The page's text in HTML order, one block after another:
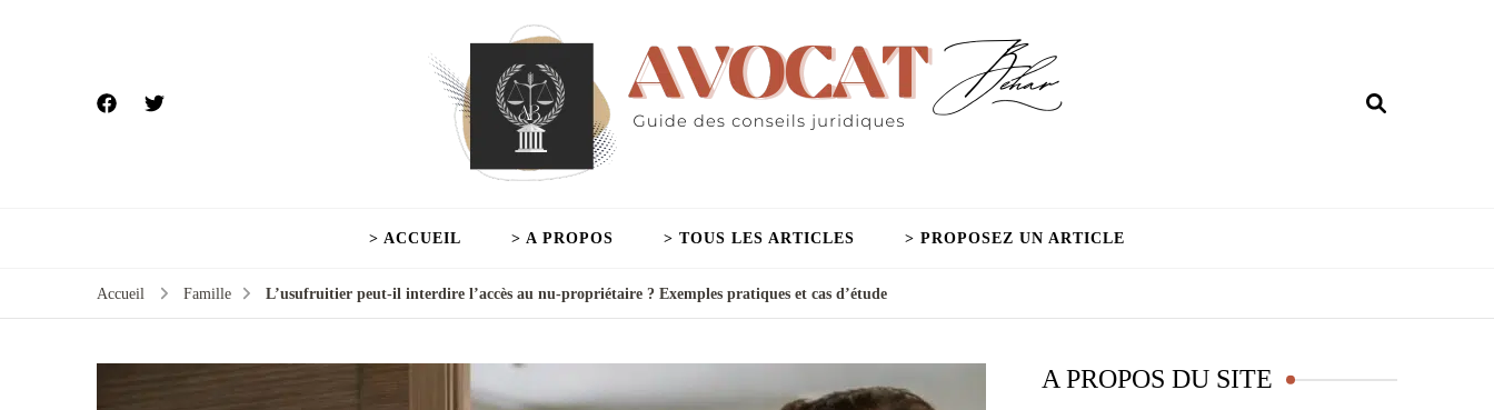
> ACCUEIL > A PROPOS > TOUS LES ARTICLES > PROPOSEZ UN ARTICLE
Accueil Famille L’usufruitier peut-il interdire l’accès au nu-propriétaire ? Exemples pratiques et cas d’étude
A PROPOS DU SITE